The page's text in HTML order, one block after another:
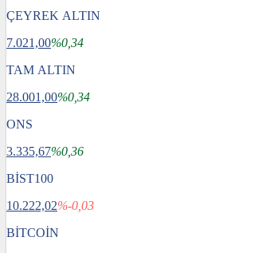
ÇEYREK ALTIN
7.021,00%0,34
TAM ALTIN
28.001,00%0,34
ONS
3.335,67%0,36
BİST100
10.222,02%-0,03
BİTCOİN